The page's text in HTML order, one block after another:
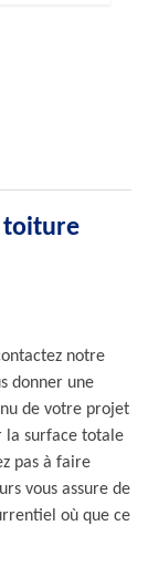
toiture
notre
donner une
de votre projet
la surface totale
pas à faire
vous assure de
où que ce